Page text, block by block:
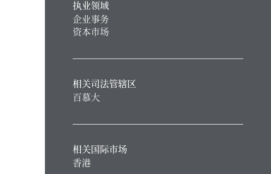
执业领域
企业事务
资本市场
相关司法管辖区
百慕大
相关国际市场
香港